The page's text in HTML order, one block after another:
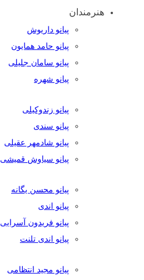
هنرمندان
پیانو داریوش
پیانو حامد همایون
پیانو سامان جلیلی
پیانو شهره
پیانو زندوکیلی
پیانو سندی
پیانو شادمهر عقیلی
پیانو سیاوش قمیشی
پیانو محسن یگانه
پیانو اندی
پیانو فریدون آسرایی
پیانو اندی تلنت
پیانو مجید انتظامی